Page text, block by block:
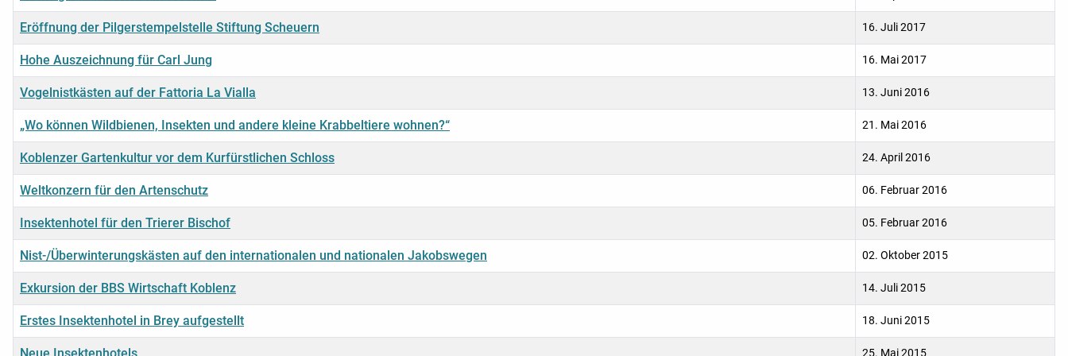
Eröffnung der Pilgerstempelstelle Stiftung Scheuern 16. Juli 2017
Hohe Auszeichnung für Carl Jung 16. Mai 2017
Vogelnistkästen auf der Fattoria La Vialla 13. Juni 2016
„Wo können Wildbienen, Insekten und andere kleine Krabbeltiere wohnen?“ 21. Mai 2016
Koblenzer Gartenkultur vor dem Kurfürstlichen Schloss 24. April 2016
Weltkonzern für den Artenschutz 06. Februar 2016
Insektenhotel für den Trierer Bischof 05. Februar 2016
Nist-/Überwinterungskästen auf den internationalen und nationalen Jakobswegen 02. Oktober 2015
Exkursion der BBS Wirtschaft Koblenz 14. Juli 2015
Erstes Insektenhotel in Brey aufgestellt 18. Juni 2015
25. Mai 2015